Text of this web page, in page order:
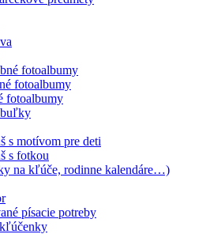
fotoalbumy
fotoalbumy
fotoalbumy
s motívom pre deti
s fotkou
na kľúče, rodinne kalendáre…)
písacie potreby